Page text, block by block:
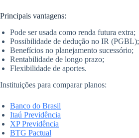
Principais vantagens:
Pode ser usada como renda futura extra;
Possibilidade de dedução no IR (PGBL);
Benefícios no planejamento sucessório;
Rentabilidade de longo prazo;
Flexibilidade de aportes.
Instituições para comparar planos:
Banco do Brasil
Itaú Previdência
XP Previdência
BTG Pactual